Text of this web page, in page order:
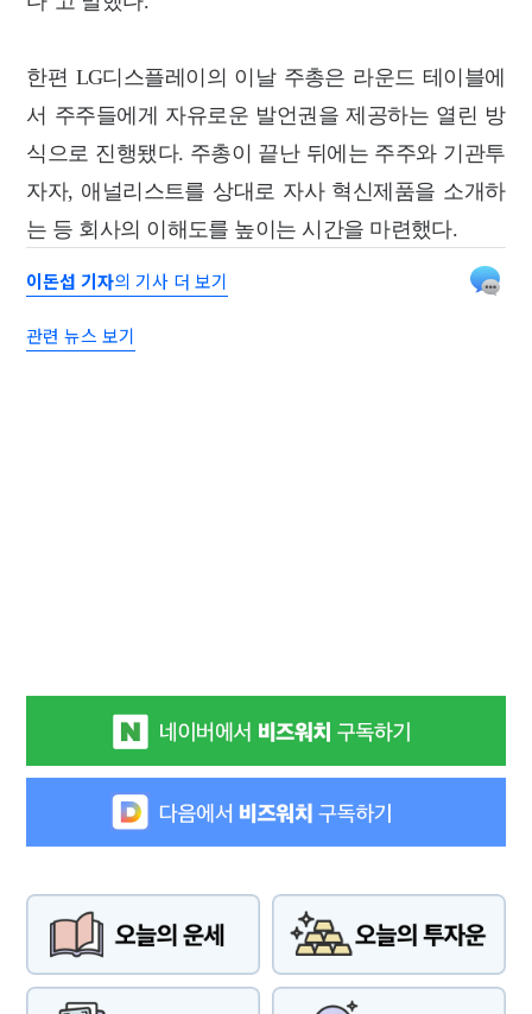
한편 LG디스플레이의 이날 주총은 라운드 테이블에
서 주주들에게 자유로운 발언권을 제공하는 열린 방
식으로 진행됐다. 주총이 끝난 뒤에는 주주와 기관투
자자, 애널리스트를 상대로 자사 혁신제품을 소개하
는 등 회사의 이해도를 높이는 시간을 마련했다.
이돈섭 기자의 기사 더 보기
관련 뉴스 보기